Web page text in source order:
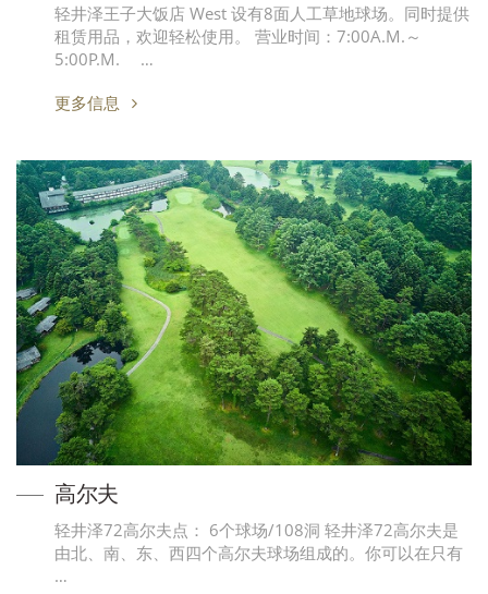
轻井泽王子大饭店 West 设有8面人工草地球场。同时提供
租赁用品，欢迎轻松使用。 营业时间：7:00A.M.～
5:00P.M. …
更多信息
高尔夫
轻井泽72高尔夫点： 6个球场/108洞 轻井泽72高尔夫是
由北、南、东、西四个高尔夫球场组成的。你可以在只有
…